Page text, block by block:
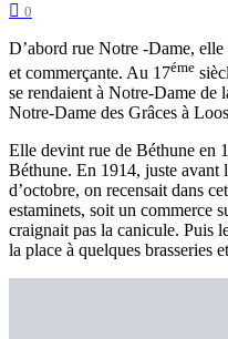
0
D’abord rue Notre -Dame,
et commerçante. Au 17éme
se rendaient à Notre-Dame de
Notre-Dame des Grâces à
Elle devint rue de Béthune en
Béthune. En 1914, juste avant
d’octobre, on recensait dans
estaminets, soit un commerce
craignait pas la canicule. Puis
la place à quelques brasseries